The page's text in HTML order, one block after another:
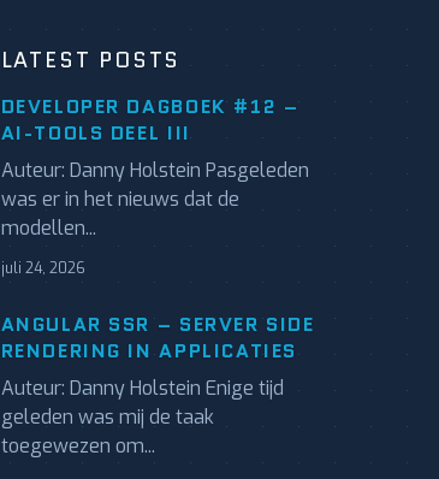
LATEST POSTS
DEVELOPER DAGBOEK #12 –
AI-TOOLS DEEL III
Auteur: Danny Holstein Pasgeleden
was er in het nieuws dat de
modellen...
juli 24, 2026
ANGULAR SSR – SERVER SIDE
RENDERING IN APPLICATIES
Auteur: Danny Holstein Enige tijd
geleden was mij de taak
toegewezen om...